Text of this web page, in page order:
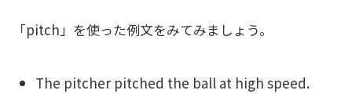
「pitch」を使った例文をみてみましょう。
The pitcher pitched the ball at high speed.